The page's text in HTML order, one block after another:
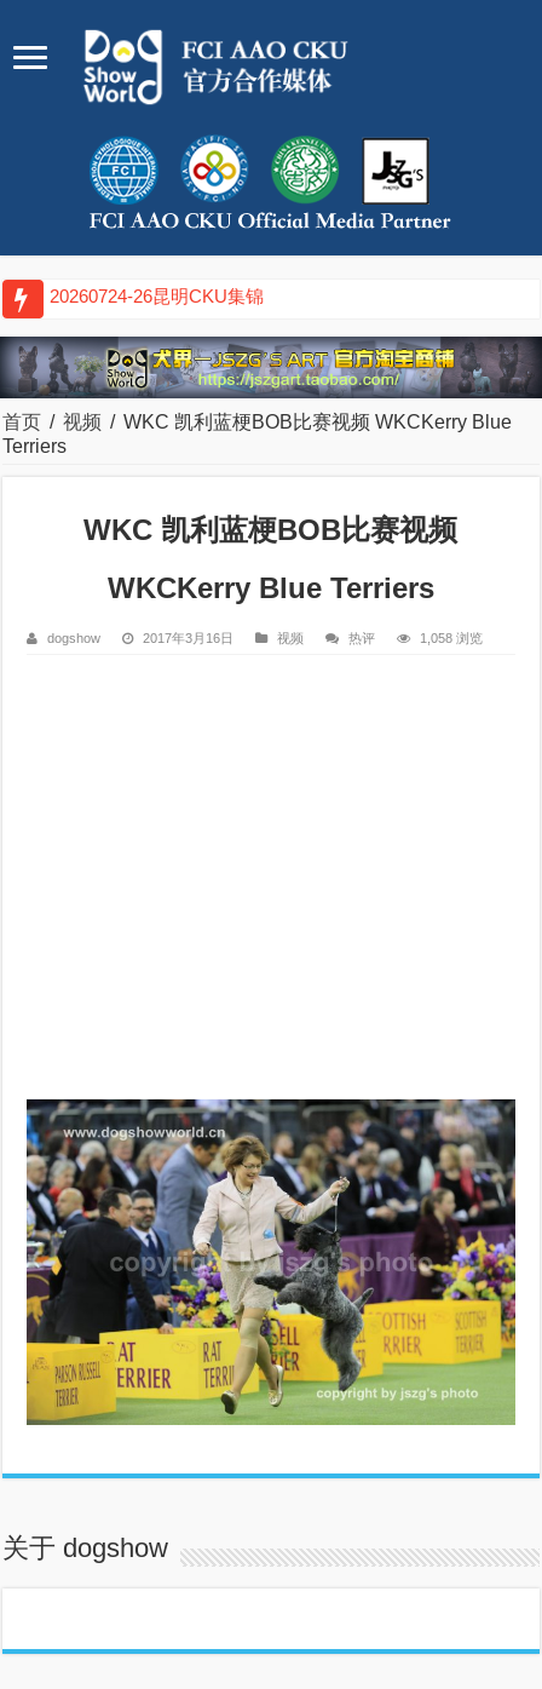
20260724-26昆明CKU集锦
首页 / 视频 / WKC 凯利蓝梗BOB比赛视频 WKCKerry Blue
Terriers
WKC 凯利蓝梗BOB比赛视频
WKCKerry Blue Terriers
dogshow 2017年3月16日 视频 热评 1,058 浏览
关于 dogshow